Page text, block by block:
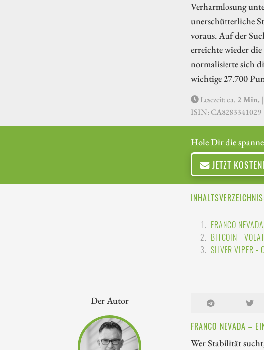
Verharmlosung
unerschütterliche
voraus. Auf der
erreichte wieder
normalisierte sich
wichtige 27.700
Lesezeit: ca. 2 Min. |
ISIN: CA8283341029
Hole Dir die
JETZT
INHALTSVERZEICHNIS:
FRANCO
BITCOIN -
SILVER VIPER -
Der Autor
FRANCO NEVADA –
Wer Stabilität